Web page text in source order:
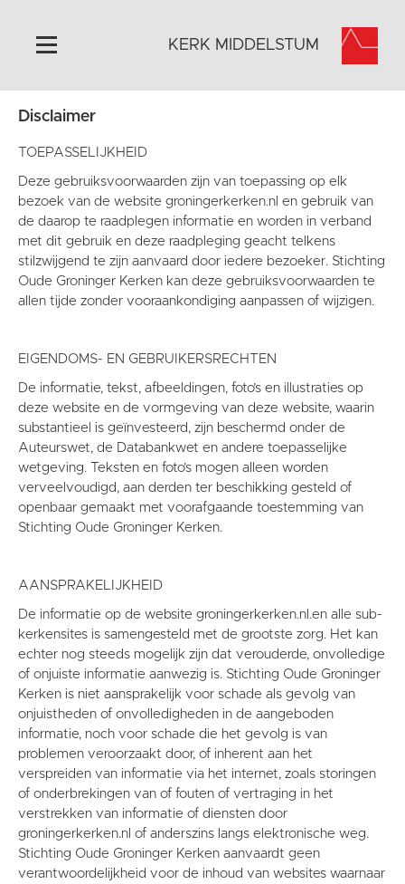
Home
Algemeen
Historie
Omgeving
Het Grootste Museum
Activiteiten
Steun ons
Vaktaal
KERK MIDDELSTUM
Disclaimer
TOEPASSELIJKHEID
Deze gebruiksvoorwaarden zijn van toepassing op elk
bezoek van de website groningerkerken.nl en gebruik van
de daarop te raadplegen informatie en worden in verband
met dit gebruik en deze raadpleging geacht telkens
stilzwijgend te zijn aanvaard door iedere bezoeker. Stichting
Oude Groninger Kerken kan deze gebruiksvoorwaarden te
allen tijde zonder vooraankondiging aanpassen of wijzigen.
EIGENDOMS- EN GEBRUIKERSRECHTEN
De informatie, tekst, afbeeldingen, foto’s en illustraties op
deze website en de vormgeving van deze website, waarin
substantieel is geïnvesteerd, zijn beschermd onder de
Auteurswet, de Databankwet en andere toepasselijke
wetgeving. Teksten en foto’s mogen alleen worden
verveelvoudigd, aan derden ter beschikking gesteld of
openbaar gemaakt met voorafgaande toestemming van
Stichting Oude Groninger Kerken.
AANSPRAKELIJKHEID
De informatie op de website groningerkerken.nl.en alle sub-
kerkensites is samengesteld met de grootste zorg. Het kan
echter nog steeds mogelijk zijn dat verouderde, onvolledige
of onjuiste informatie aanwezig is. Stichting Oude Groninger
Kerken is niet aansprakelijk voor schade als gevolg van
onjuistheden of onvolledigheden in de aangeboden
informatie, noch voor schade die het gevolg is van
problemen veroorzaakt door, of inherent aan het
verspreiden van informatie via het internet, zoals storingen
of onderbrekingen van of fouten of vertraging in het
verstrekken van informatie of diensten door
groningerkerken.nl of anderszins langs elektronische weg.
Stichting Oude Groninger Kerken aanvaardt geen
verantwoordelijkheid voor de inhoud van websites waarnaar